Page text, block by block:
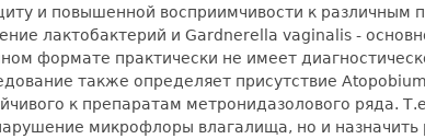
и повышенной восприимчивости к различным
лактобактерий и Gardnerella vaginalis -
формате практически не имеет
также определяет присутствие
к препаратам метронидазолового ряда.
микрофлоры влагалища, но и